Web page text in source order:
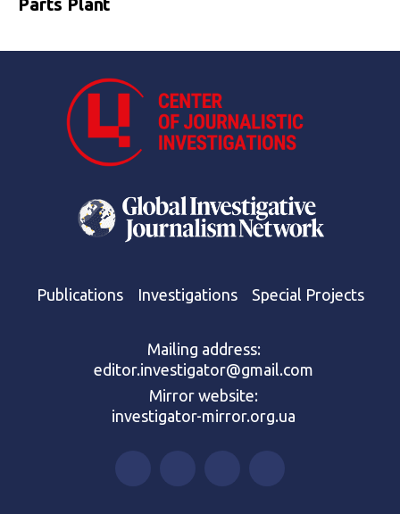
Parts Plant
Publications Investigations Special Projects
Mailing address:
editor.investigator@gmail.com
Mirror website:
investigator-mirror.org.ua